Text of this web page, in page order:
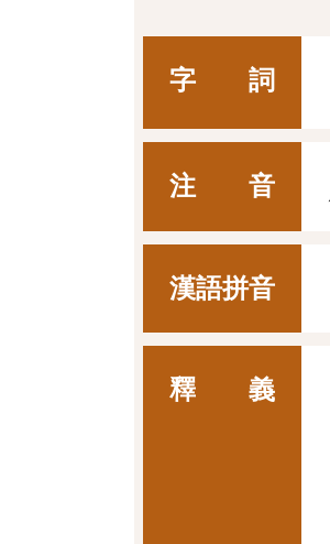
字 詞
注 音
漢語拼音
釋 義